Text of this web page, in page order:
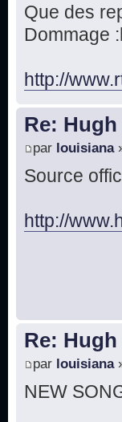
Que des
Dommage
http://
Re:
par louisiana
Source
http://
Re:
par louisiana
NEW